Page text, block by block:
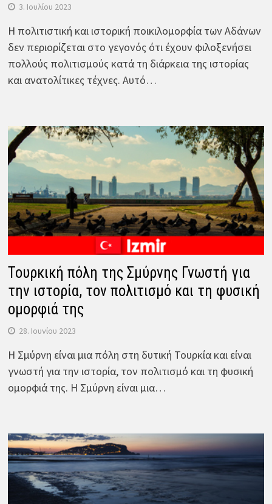
3. Ιουλίου 2023
Η πολιτιστική και ιστορική ποικιλομορφία των Αδάνων
δεν περιορίζεται στο γεγονός ότι έχουν φιλοξενήσει
πολλούς πολιτισμούς κατά τη διάρκεια της ιστορίας
και ανατολίτικες τέχνες. Αυτό…
Τουρκική πόλη της Σμύρνης Γνωστή για
την ιστορία, τον πολιτισμό και τη φυσική
ομορφιά της
28. Ιουνίου 2023
Η Σμύρνη είναι μια πόλη στη δυτική Τουρκία και είναι
γνωστή για την ιστορία, τον πολιτισμό και τη φυσική
ομορφιά της. Η Σμύρνη είναι μια…